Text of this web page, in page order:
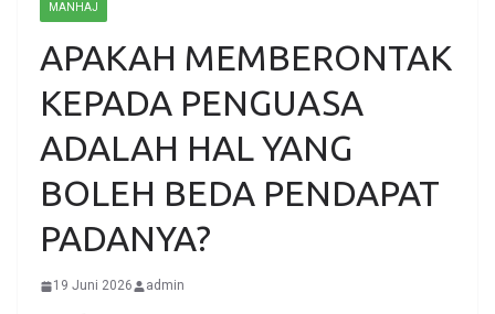
MANHAJ
APAKAH MEMBERONTAK
KEPADA PENGUASA
ADALAH HAL YANG
BOLEH BEDA PENDAPAT
PADANYA?
19 Juni 2026 admin